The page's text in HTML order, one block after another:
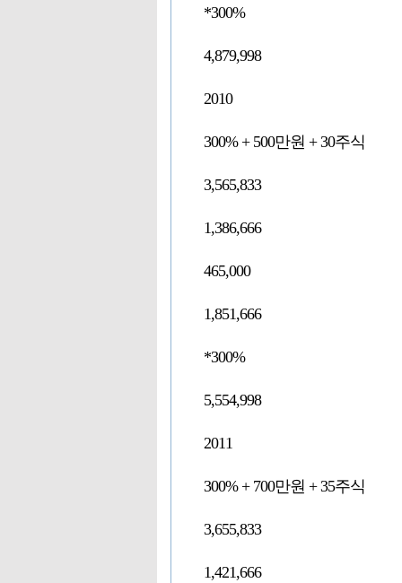
*300%
4,879,998
2010
300% + 500만원 + 30주식
3,565,833
1,386,666
465,000
1,851,666
*300%
5,554,998
2011
300% + 700만원 + 35주식
3,655,833
1,421,666